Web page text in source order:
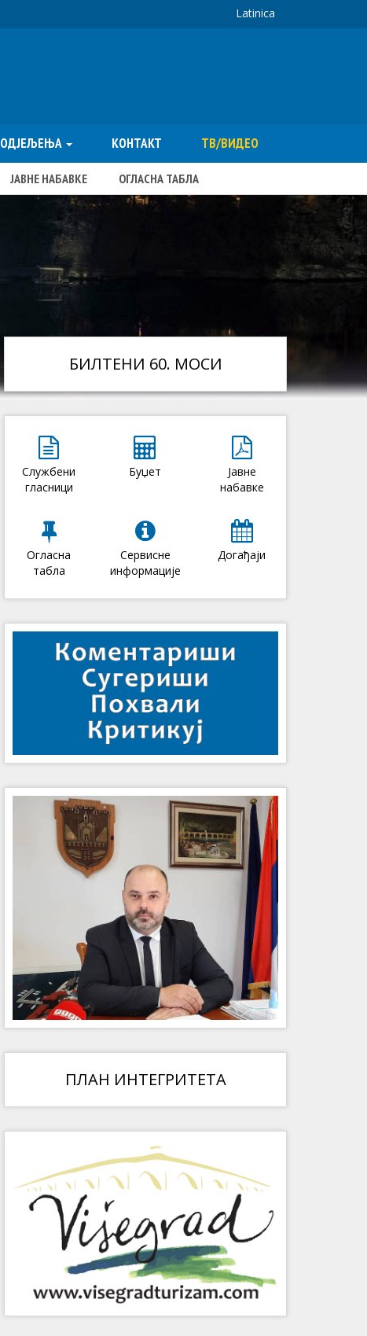
Latinica
ОДЈЕЉЕЊА КОНТАКТ ТВ/ВИДЕО
ЈАВНЕ НАБАВКЕ ОГЛАСНА ТАБЛА
БИЛТЕНИ 60. МОСИ
Службени
гласници
Буџет
Јавне
набавке
Огласна
табла
Сервисне
информације
Догађаји
ПЛАН ИНТЕГРИТЕТА